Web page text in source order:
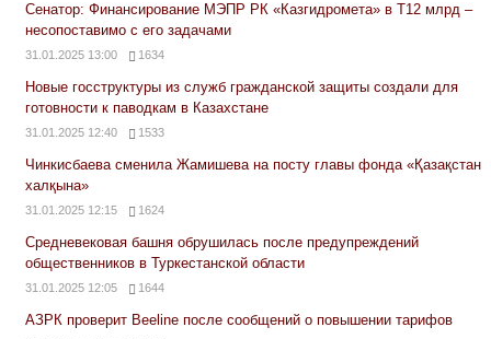
Сенатор: Финансирование МЭПР РК «Казгидромета» в Т12 млрд –
несопоставимо с его задачами
31.01.2025 13:00 1634
Новые госструктуры из служб гражданской защиты создали для
готовности к паводкам в Казахстане
31.01.2025 12:40 1533
Чинкисбаева сменила Жамишева на посту главы фонда «Қазақстан
халқына»
31.01.2025 12:15 1624
Средневековая башня обрушилась после предупреждений
общественников в Туркестанской области
31.01.2025 12:05 1644
АЗРК проверит Beeline после сообщений о повышении тарифов